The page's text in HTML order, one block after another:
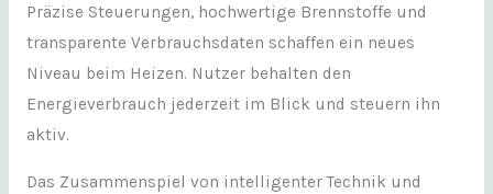
Präzise Steuerungen, hochwertige Brennstoffe und
transparente Verbrauchsdaten schaffen ein neues
Niveau beim Heizen. Nutzer behalten den
Energieverbrauch jederzeit im Blick und steuern ihn
aktiv.
Das Zusammenspiel von intelligenter Technik und